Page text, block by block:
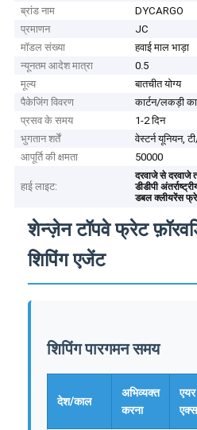
ब्रांड नाम
DYCARGO
प्रमाणन
JC
मॉडल संख्या
हवाई माल भाड़ा
न्यूनतम आदेश मात्रा
0.5
मूल्य
बातचीत योग्य
पैकेजिंग विवरण
कार्टन/लकड़ी
प्रसव के समय
1-2 दिन
भुगतान शर्तें
वेस्टर्न यूनियन,
आपूर्ति की क्षमता
50000
हाई लाइट:
दरवाजे से दरवाजे
डीडीपी
डबल क्लीयरेंस
शेन्ज़ेन टॉपवे फ्रेट
शिपिंग एजेंट
शिपिंग पारगमन समय
देश/काल
अभिव्यक्त
करना
एयर